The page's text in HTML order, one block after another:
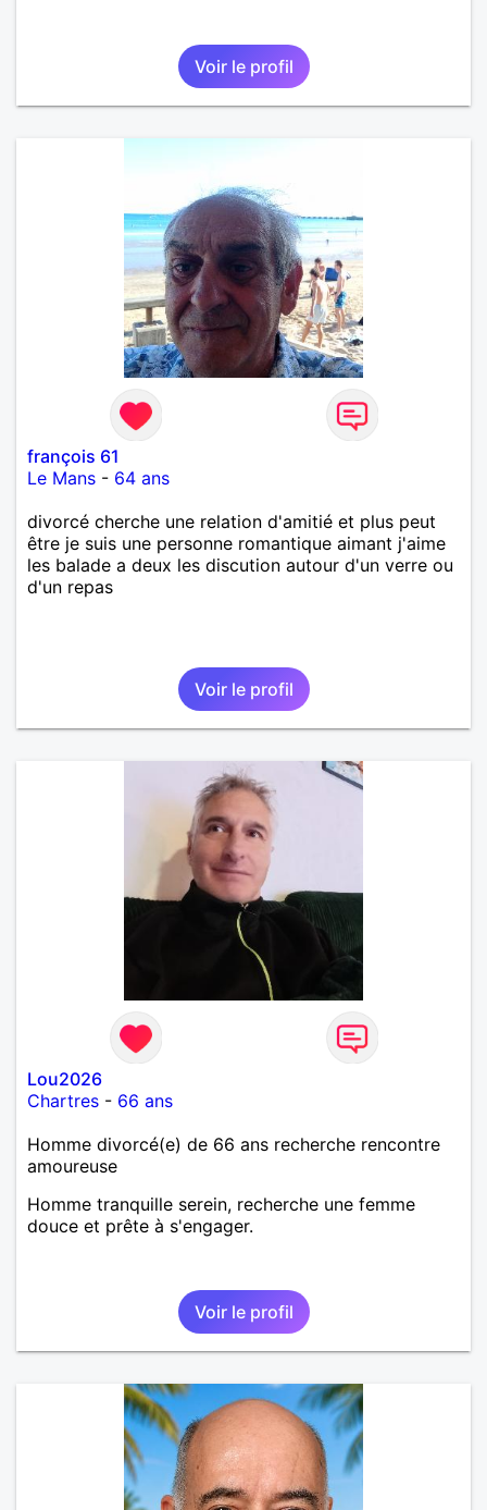
Voir le profil
françois 61
Le Mans - 64 ans
divorcé cherche une relation d'amitié et plus peut
être je suis une personne romantique aimant j'aime
les balade a deux les discution autour d'un verre ou
d'un repas
Voir le profil
Lou2026
Chartres - 66 ans
Homme divorcé(e) de 66 ans recherche rencontre
amoureuse
Homme tranquille serein, recherche une femme
douce et prête à s'engager.
Voir le profil